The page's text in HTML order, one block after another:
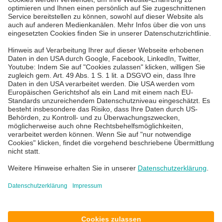
Dienste wie Azure CLI und PowerShell
verpflichtend. Unternehmen sollten ihre
Sicherheitsstrategie überprüfen. Jetzt
MEHR ERFAHREN
IT Services für KMU
IT Service Desk
Über uns
Karriere
Blog
News & Events
Datenschutz